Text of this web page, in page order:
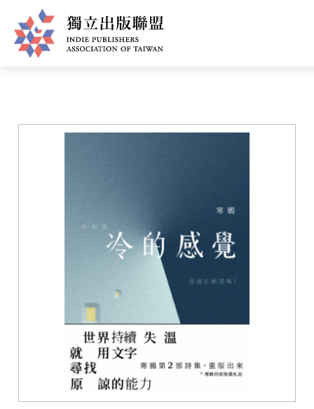
至
主
立
您
裡
首頁 ❯ 書籍一覽